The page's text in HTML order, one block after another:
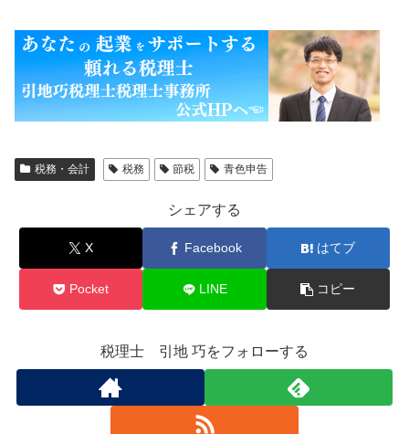
税務・会計 税務 節税 青色申告
シェアする
X Facebook はてブ
Pocket LINE コピー
税理士 引地 巧をフォローする